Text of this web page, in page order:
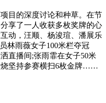
的深度讨论和种草。在节
享了一人收获多枚奖牌的心
动，汪顺、杨浚瑄、潘展乐
林雨薇女子100米栏夺冠
直播间;张雨霏在女子50米
烧坚持参赛横扫6枚金牌……